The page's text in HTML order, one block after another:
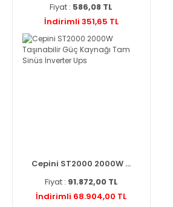
Fiyat : 586,08 TL
İndirimli 351,65 TL
Cepini ST2000 2000W ...
Fiyat : 91.872,00 TL
İndirimli 68.904,00 TL